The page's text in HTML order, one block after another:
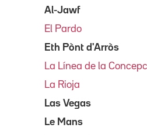
Al-Jawf
El Pardo
Eth Pònt d'Arròs
La Línea de la
La Rioja
Las Vegas
Le Mans